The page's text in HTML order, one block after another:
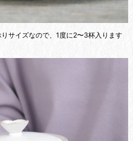
サイズなので、1度に2〜3杯入ります